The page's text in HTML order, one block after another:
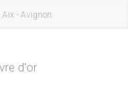
Aix - Avignon
d'or